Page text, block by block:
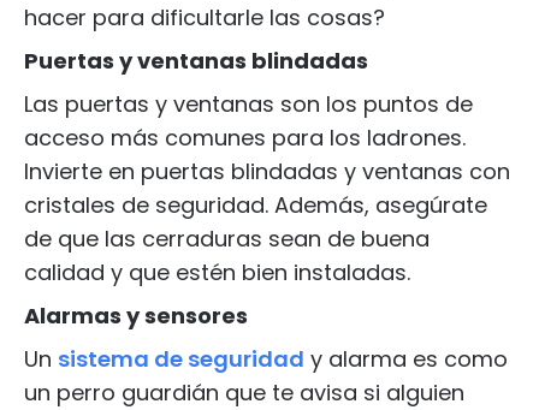
hacer para dificultarle las cosas?
Puertas y ventanas blindadas
Las puertas y ventanas son los puntos de
acceso más comunes para los ladrones.
Invierte en puertas blindadas y ventanas con
cristales de seguridad. Además, asegúrate
de que las cerraduras sean de buena
calidad y que estén bien instaladas.
Alarmas y sensores
Un sistema de seguridad y alarma es como
un perro guardián que te avisa si alguien